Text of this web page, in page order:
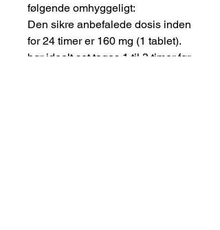
følgende omhyggeligt:
Den sikre anbefalede dosis inden
for 24 timer er 160 mg (1 tablet).
bør ideelt set tages 1 til 3 timer før